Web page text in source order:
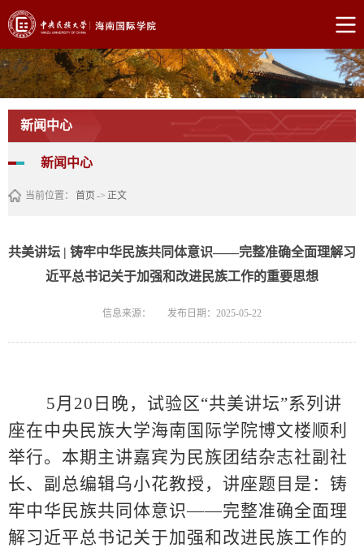
新闻中心
新闻中心
当前位置： 首页-> 正文
共美讲坛 | 铸牢中华民族共同体意识——完整准确全面理解习
近平总书记关于加强和改进民族工作的重要思想
信息来源： 发布日期：2025-05-22
5月20日晚，试验区“共美讲坛”系列讲
座在中央民族大学海南国际学院博文楼顺利
举行。本期主讲嘉宾为民族团结杂志社副社
长、副总编辑乌小花教授，讲座题目是：铸
牢中华民族共同体意识——完整准确全面理
解习近平总书记关于加强和改进民族工作的